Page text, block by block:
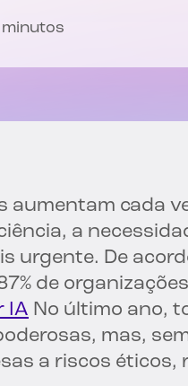
minutos
aumentam cada
a
urgente. De
de
IA No último ano,
mas,
a riscos éticos,